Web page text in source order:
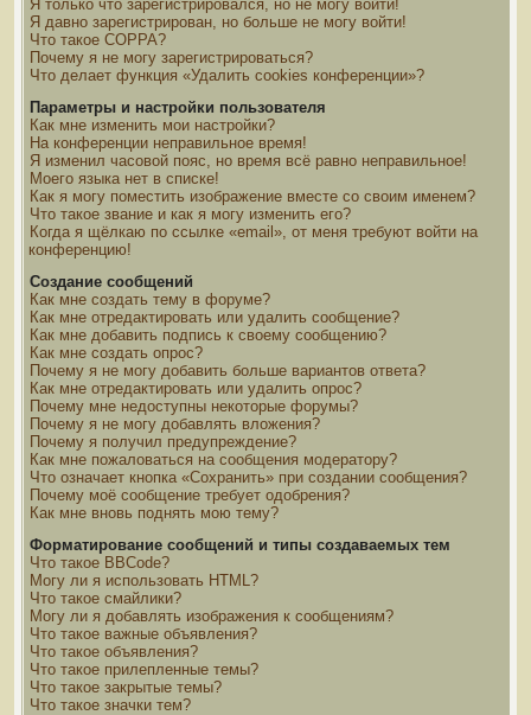
Я только что зарегистрировался, но не могу войти!
Я давно зарегистрирован, но больше не могу войти!
Что такое COPPA?
Почему я не могу зарегистрироваться?
Что делает функция «Удалить cookies конференции»?
Параметры и настройки пользователя
Как мне изменить мои настройки?
На конференции неправильное время!
Я изменил часовой пояс, но время всё равно неправильное!
Моего языка нет в списке!
Как я могу поместить изображение вместе со своим именем?
Что такое звание и как я могу изменить его?
Когда я щёлкаю по ссылке «email», от меня требуют войти на
конференцию!
Создание сообщений
Как мне создать тему в форуме?
Как мне отредактировать или удалить сообщение?
Как мне добавить подпись к своему сообщению?
Как мне создать опрос?
Почему я не могу добавить больше вариантов ответа?
Как мне отредактировать или удалить опрос?
Почему мне недоступны некоторые форумы?
Почему я не могу добавлять вложения?
Почему я получил предупреждение?
Как мне пожаловаться на сообщения модератору?
Что означает кнопка «Сохранить» при создании сообщения?
Почему моё сообщение требует одобрения?
Как мне вновь поднять мою тему?
Форматирование сообщений и типы создаваемых тем
Что такое BBCode?
Могу ли я использовать HTML?
Что такое смайлики?
Могу ли я добавлять изображения к сообщениям?
Что такое важные объявления?
Что такое объявления?
Что такое прилепленные темы?
Что такое закрытые темы?
Что такое значки тем?